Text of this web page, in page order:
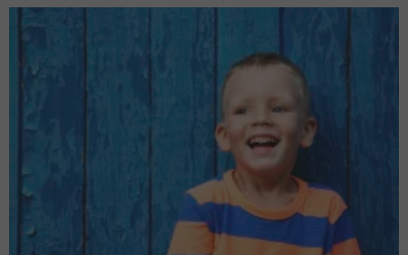
ANTONY MORATO